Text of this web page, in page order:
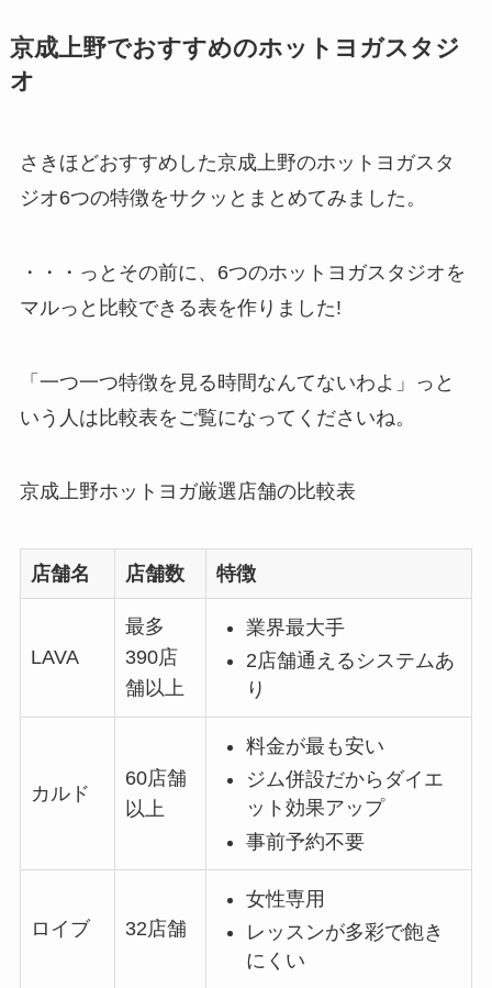
京成上野でおすすめのホットヨガスタジ
オ
さきほどおすすめした京成上野のホットヨガスタ
ジオ6つの特徴をサクッとまとめてみました。
・・・っとその前に、6つのホットヨガスタジオを
マルっと比較できる表を作りました!
「一つ一つ特徴を見る時間なんてないわよ」っと
いう人は比較表をご覧になってくださいね。
京成上野ホットヨガ厳選店舗の比較表
店舗名 店舗数 特徴
LAVA
最多
390店
舗以上
業界最大手
2店舗通えるシステムあ
り
カルド
60店舗
以上
料金が最も安い
ジム併設だからダイエ
ット効果アップ
事前予約不要
ロイブ 32店舗
女性専用
レッスンが多彩で飽き
にくい